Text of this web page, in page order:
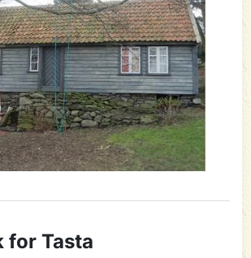
for Tasta